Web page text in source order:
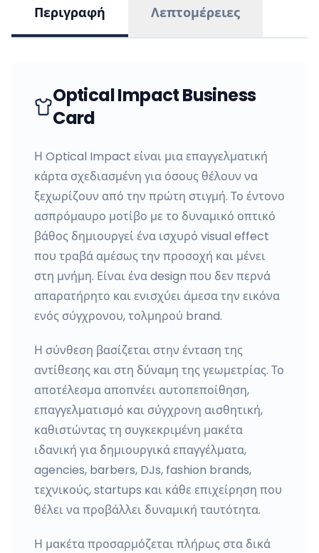
Περιγραφή Λεπτομέρειες
Optical Impact Business
Card
Η Optical Impact είναι μια επαγγελματική
κάρτα σχεδιασμένη για όσους θέλουν να
ξεχωρίζουν από την πρώτη στιγμή. Το έντονο
ασπρόμαυρο μοτίβο με το δυναμικό οπτικό
βάθος δημιουργεί ένα ισχυρό visual effect
που τραβά αμέσως την προσοχή και μένει
στη μνήμη. Είναι ένα design που δεν περνά
απαρατήρητο και ενισχύει άμεσα την εικόνα
ενός σύγχρονου, τολμηρού brand.
Η σύνθεση βασίζεται στην ένταση της
αντίθεσης και στη δύναμη της γεωμετρίας. Το
αποτέλεσμα αποπνέει αυτοπεποίθηση,
επαγγελματισμό και σύγχρονη αισθητική,
καθιστώντας τη συγκεκριμένη μακέτα
ιδανική για δημιουργικά επαγγέλματα,
agencies, barbers, DJs, fashion brands,
τεχνικούς, startups και κάθε επιχείρηση που
θέλει να προβάλλει δυναμική ταυτότητα.
Η μακέτα προσαρμόζεται πλήρως στα δικά